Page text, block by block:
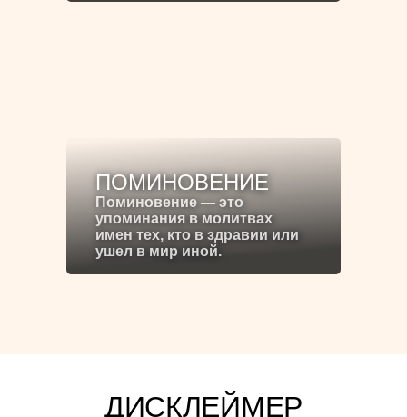
ПОМИНОВЕНИЕ
Поминовение — это
упоминания в молитвах
имен тех, кто в здравии или
ушел в мир иной.
ДИСКЛЕЙМЕР